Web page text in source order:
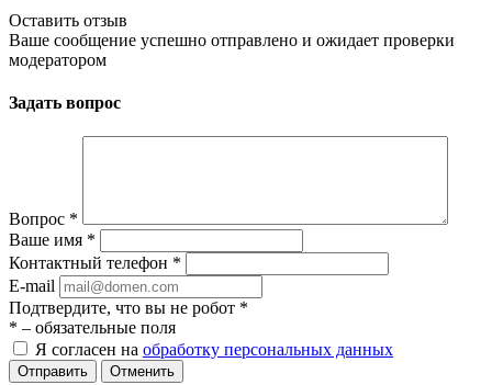
Оставить отзыв
Ваше сообщение успешно отправлено и ожидает проверки
модератором
Задать вопрос
Вопрос *
Ваше имя *
Контактный телефон *
E-mail
Подтвердите, что вы не робот *
* – обязательные поля
Я согласен на обработку персональных данных
Отменить